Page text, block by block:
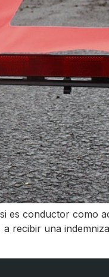
es conductor como
recibir una